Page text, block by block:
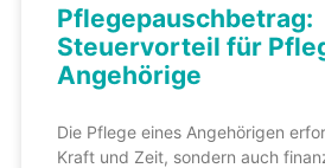
Pflegepauschbetrag:
Steuervorteil für
Angehörige
Die Pflege eines Angehörigen
Kraft und Zeit, sondern auch